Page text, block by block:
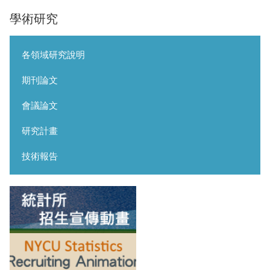
學術研究
各領域研究說明
期刊論文
會議論文
研究計畫
技術報告